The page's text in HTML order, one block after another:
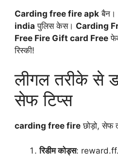
Carding free fire apk बैन।
india पुलिस केस। Carding
Free Fire Gift card Free
रिस्की!
लीगल तरीके से
सेफ टिप्स
carding free fire छोड़ो, सेफ
रिडीम कोड्स: